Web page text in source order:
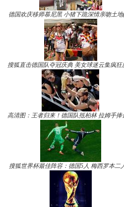
德国欢庆移师慕尼黑 小猪下跪深情亲吻土地
搜狐直击德国队夺冠庆典 美女球迷云集疯狂
高清图：王者归来！德国队抵柏林 拉姆手捧
搜狐世界杯最佳阵容：德国5人 梅西罗本二